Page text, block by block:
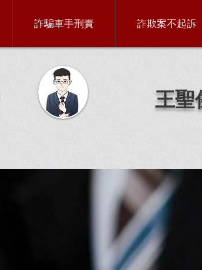
詐騙車手刑責 詐欺案不起訴
王聖